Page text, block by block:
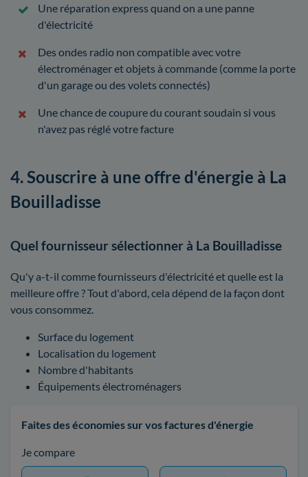
Une réparation express quand on a une panne
d'électricité
Des ondes radio non compatible avec votre
électroménager et objets à commande (comme la porte
d'un garage ou des volets connectés)
Une chance de coupure du courant soudain si vous
n'avez pas réglé votre facture
4. Souscrire à une offre d'énergie à La
Bouilladisse
Quel fournisseur sélectionner à La Bouilladisse
Qu'y a-t-il comme fournisseurs d'électricité et quelle est la
meilleure offre ? Tout d'abord, cela dépend de la façon dont
vous consommez.
Surface du logement
Localisation du logement
Nombre d'habitants
Équipements électroménagers
Faites des économies sur vos factures d'énergie
Je compare